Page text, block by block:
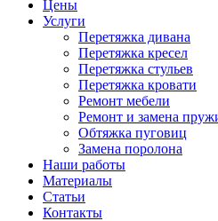
Цены
Услуги
Перетяжка дивана
Перетяжка кресел
Перетяжка стульев
Перетяжка кровати
Ремонт мебели
Ремонт и замена
Обтяжка пуговиц
Замена поролона
Наши работы
Материалы
Статьи
Контакты